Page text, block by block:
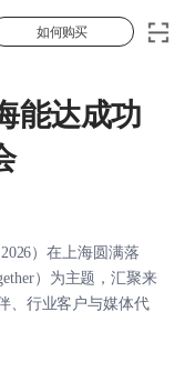
如何购买
能达成功
）在上海圆满落
）为主题，汇聚来
、行业客户与媒体代